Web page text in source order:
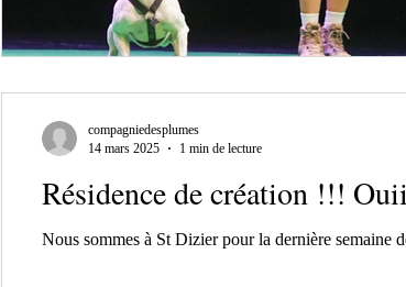
Résidence de création !!!
compagniedesplumes
14 mars 2025
1 min de lecture